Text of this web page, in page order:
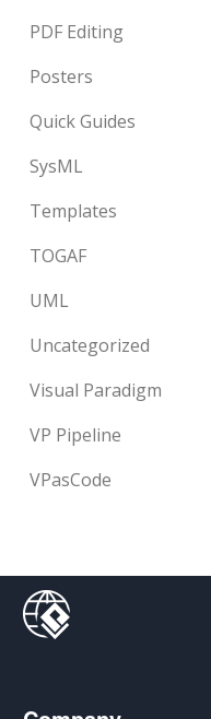
PDF Editing
Posters
Quick Guides
SysML
Templates
TOGAF
UML
Uncategorized
Visual Paradigm
VP Pipeline
VPasCode